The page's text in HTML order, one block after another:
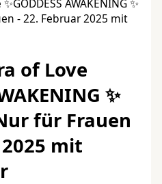
of Love
✨️
für Frauen
mit